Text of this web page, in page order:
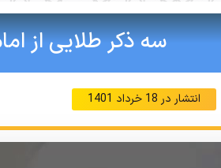
سه ذکر طلایی از
انتشار در 18 خرداد 1401